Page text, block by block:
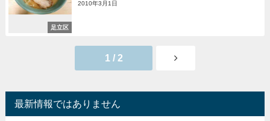
足立区
2010年3月1日
1 / 2
最新情報ではありません